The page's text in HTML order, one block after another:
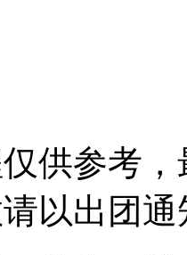
供参考
以出团